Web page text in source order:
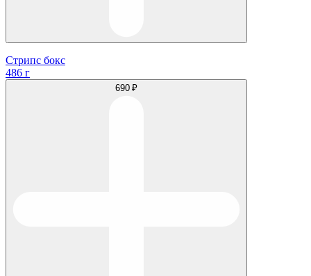
Стрипс бокс
486 г
690 ₽